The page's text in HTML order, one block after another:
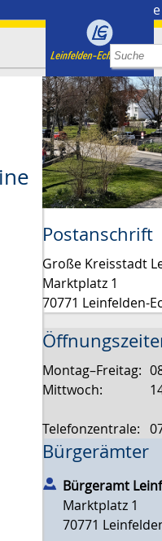
Presse
Postanschrift
Große Kreisstadt
Marktplatz 1
70771 Leinfelden-
Montag–Freitag:
Mittwoch:
Telefonzentrale:
Bürgerämter
Bürgeramt
Marktplatz 1
70771